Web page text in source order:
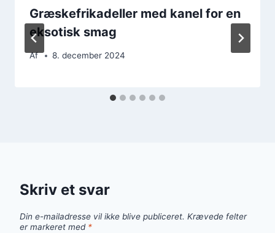
Græskefrikadeller med kanel for en
eksotisk smag
Af 8. december 2024
Skriv et svar
Din e-mailadresse vil ikke blive publiceret. Krævede felter
er markeret med *